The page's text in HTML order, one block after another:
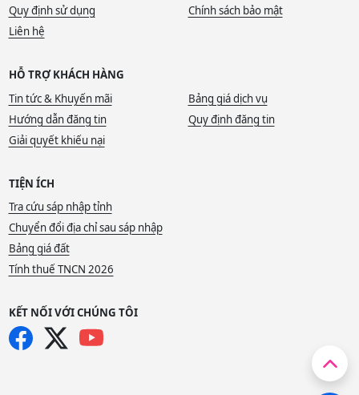
Quy định sử dụng
Chính sách bảo mật
Liên hệ
HỖ TRỢ KHÁCH HÀNG
Tin tức & Khuyến mãi
Bảng giá dịch vụ
Hướng dẫn đăng tin
Quy định đăng tin
Giải quyết khiếu nại
TIỆN ÍCH
Tra cứu sáp nhập tỉnh
Chuyển đổi địa chỉ sau sáp nhập
Bảng giá đất
Tính thuế TNCN 2026
KẾT NỐI VỚI CHÚNG TÔI